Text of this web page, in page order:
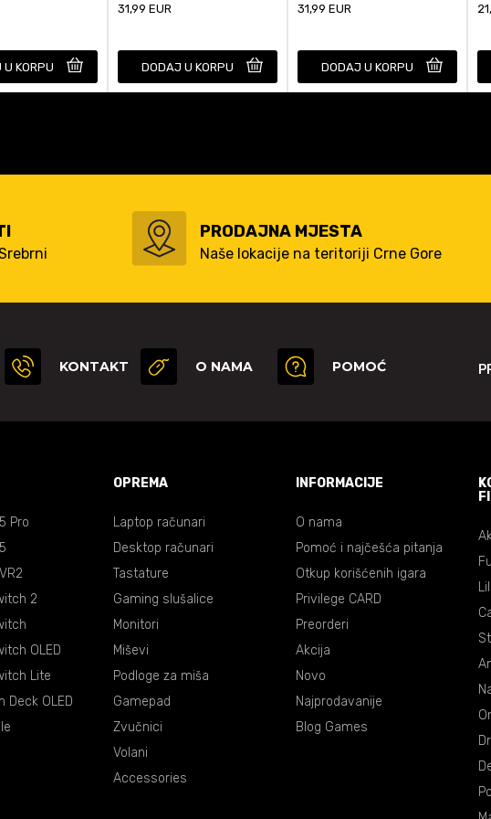
KORPU
31,99 EUR
DODAJ U KORPU
31,99 EUR
DODAJ U KORPU
PRODAJNA MJESTA
Naše lokacije na teritoriji Crne Gore
KONTAKT O NAMA POMOĆ
Pro
2
OLED
Lite
Deck OLED
OPREMA
Laptop računari
Desktop računari
Tastature
Gaming slušalice
Monitori
Miševi
Podloge za miša
Gamepad
Zvučnici
Volani
Accessories
INFORMACIJE
O nama
Pomoć i najčešća pitanja
Otkup korišćenih igara
Privilege CARD
Preorderi
Akcija
Novo
Najprodavanije
Blog Games